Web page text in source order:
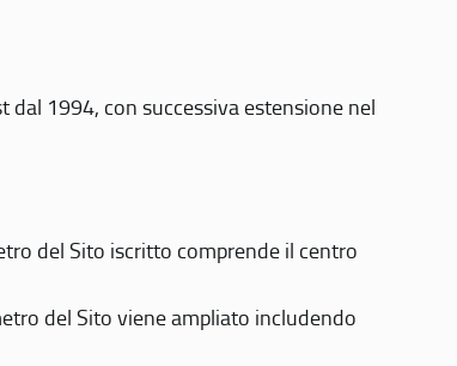
dal 1994, con successiva estensione nel
del Sito iscritto comprende il centro
del Sito viene ampliato includendo